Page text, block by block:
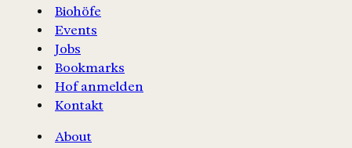
Biohöfe
Events
Jobs
Bookmarks
Hof anmelden
Kontakt
About